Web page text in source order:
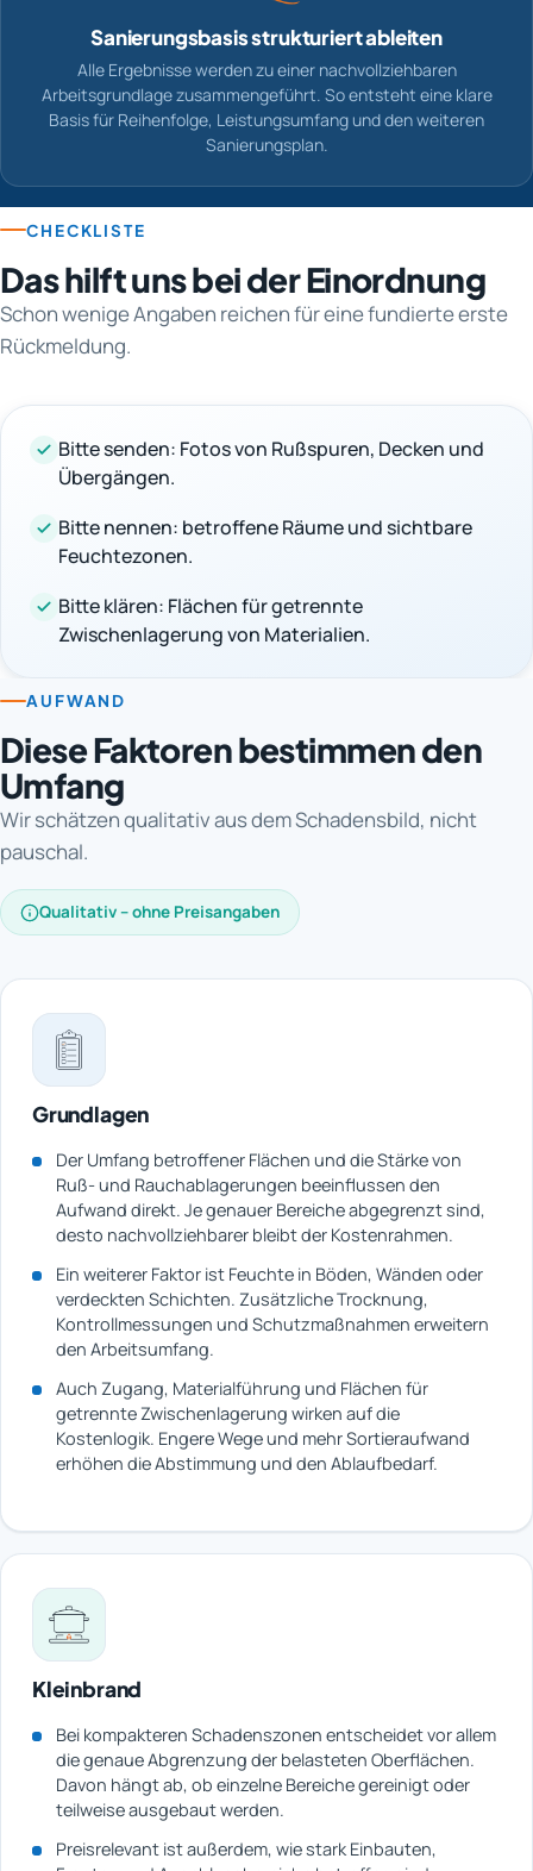
Sanierungsbasis strukturiert ableiten
Alle Ergebnisse werden zu einer nachvollziehbaren
Arbeitsgrundlage zusammengeführt. So entsteht eine klare
Basis für Reihenfolge, Leistungsumfang und den weiteren
Sanierungsplan.
CHECKLISTE
Das hilft uns bei der Einordnung
Schon wenige Angaben reichen für eine fundierte erste
Rückmeldung.
Bitte senden: Fotos von Rußspuren, Decken und
Übergängen.
Bitte nennen: betroffene Räume und sichtbare
Feuchtezonen.
Bitte klären: Flächen für getrennte
Zwischenlagerung von Materialien.
AUFWAND
Diese Faktoren bestimmen den
Umfang
Wir schätzen qualitativ aus dem Schadensbild, nicht
pauschal.
Qualitativ – ohne Preisangaben
Grundlagen
Der Umfang betroffener Flächen und die Stärke von
Ruß- und Rauchablagerungen beeinflussen den
Aufwand direkt. Je genauer Bereiche abgegrenzt sind,
desto nachvollziehbarer bleibt der Kostenrahmen.
Ein weiterer Faktor ist Feuchte in Böden, Wänden oder
verdeckten Schichten. Zusätzliche Trocknung,
Kontrollmessungen und Schutzmaßnahmen erweitern
den Arbeitsumfang.
Auch Zugang, Materialführung und Flächen für
getrennte Zwischenlagerung wirken auf die
Kostenlogik. Engere Wege und mehr Sortieraufwand
erhöhen die Abstimmung und den Ablaufbedarf.
Kleinbrand
Bei kompakteren Schadenszonen entscheidet vor allem
die genaue Abgrenzung der belasteten Oberflächen.
Davon hängt ab, ob einzelne Bereiche gereinigt oder
teilweise ausgebaut werden.
Preisrelevant ist außerdem, wie stark Einbauten,